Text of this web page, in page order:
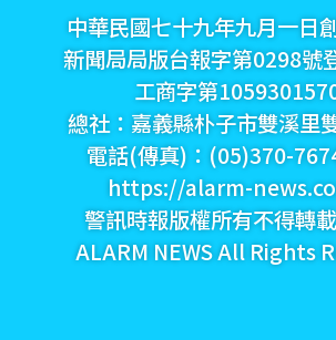
中華民國七十九年九月一日
新聞局局版台報字第0298號
工商字第
總社：嘉義縣朴子市雙溪里
電話(傳真)：(05)370-
https://alarm-
警訊時報版權所有不得轉
ALARM NEWS All Rights